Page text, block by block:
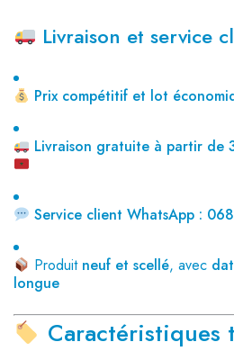
Livraison et service
Prix compétitif et lot
Livraison gratuite à partir de
Service client WhatsApp :
Produit neuf et scellé, avec
longue
Caractéristiques